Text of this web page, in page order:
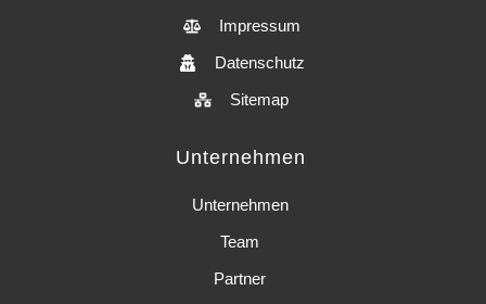
Unternehmen
Unternehmen
Team
Partner
Impressum
Datenschutz
Sitemap